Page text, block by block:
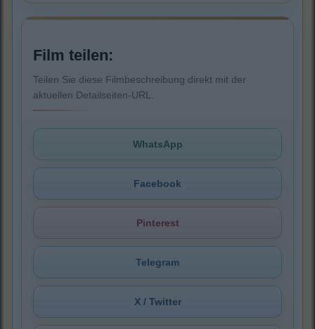
Film teilen:
Teilen Sie diese Filmbeschreibung direkt mit der
aktuellen Detailseiten-URL.
WhatsApp
Facebook
Pinterest
Telegram
X / Twitter